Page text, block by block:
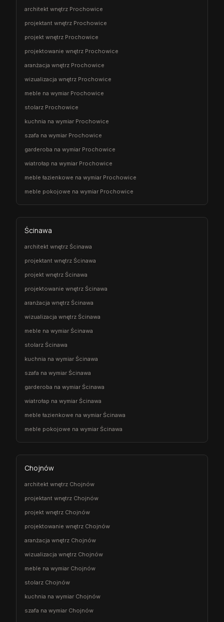
architekt wnętrz Prochowice
projektant wnętrz Prochowice
projekt wnętrz Prochowice
projektowanie wnętrz Prochowice
aranżacja wnętrz Prochowice
wizualizacja wnętrz Prochowice
meble na wymiar Prochowice
stolarz Prochowice
kuchnia na wymiar Prochowice
szafa na wymiar Prochowice
garderoba na wymiar Prochowice
wiatrołap na wymiar Prochowice
meble łazienkowe na wymiar Prochowice
meble pokojowe na wymiar Prochowice
Ścinawa
architekt wnętrz Ścinawa
projektant wnętrz Ścinawa
projekt wnętrz Ścinawa
projektowanie wnętrz Ścinawa
aranżacja wnętrz Ścinawa
wizualizacja wnętrz Ścinawa
meble na wymiar Ścinawa
stolarz Ścinawa
kuchnia na wymiar Ścinawa
szafa na wymiar Ścinawa
garderoba na wymiar Ścinawa
wiatrołap na wymiar Ścinawa
meble łazienkowe na wymiar Ścinawa
meble pokojowe na wymiar Ścinawa
Chojnów
architekt wnętrz Chojnów
projektant wnętrz Chojnów
projekt wnętrz Chojnów
projektowanie wnętrz Chojnów
aranżacja wnętrz Chojnów
wizualizacja wnętrz Chojnów
meble na wymiar Chojnów
stolarz Chojnów
kuchnia na wymiar Chojnów
szafa na wymiar Chojnów